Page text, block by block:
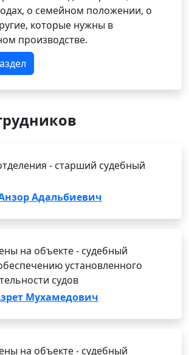
о семейном положении, о
которые нужны в
производстве.
- старший судебный
Адальбиевич
на объекте - судебный
установленного
судов
Мухамедович
на объекте - судебный